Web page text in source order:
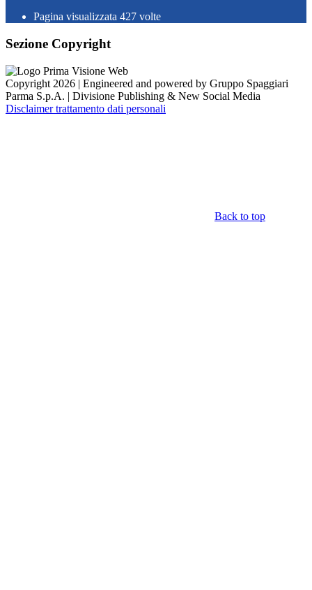
Pagina visualizzata 427 volte
Sezione Copyright
Copyright 2026 | Engineered and powered by Gruppo Spaggiari
Parma S.p.A. | Divisione Publishing & New Social Media
Disclaimer trattamento dati personali
Back to top